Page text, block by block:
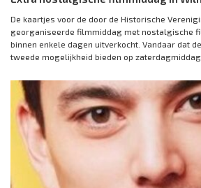
De kaartjes voor de door de Historische
georganiseerde filmmiddag met nostalgische
binnen enkele dagen uitverkocht. Vandaar dat
tweede mogelijkheid bieden op zaterdagmiddag